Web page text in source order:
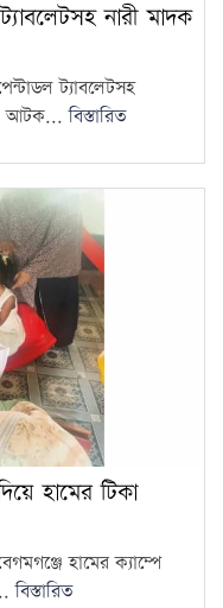
নারী মাদক
ট্যাবলেটসহ
আটক...বিস্তারিত
হামের টিকা
হামের ক্যাম্পে
বিস্তারিত